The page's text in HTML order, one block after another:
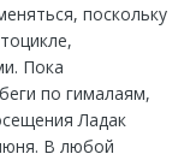
поскольку
Пока
по гималаям,
Ладак
В любой